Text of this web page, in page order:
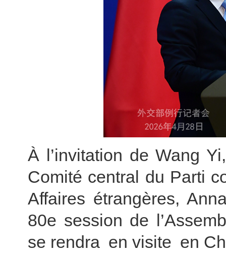
À l’invitation de Wang
Comité central du Parti
Affaires étrangères,
80e session de
se rendra en visite en